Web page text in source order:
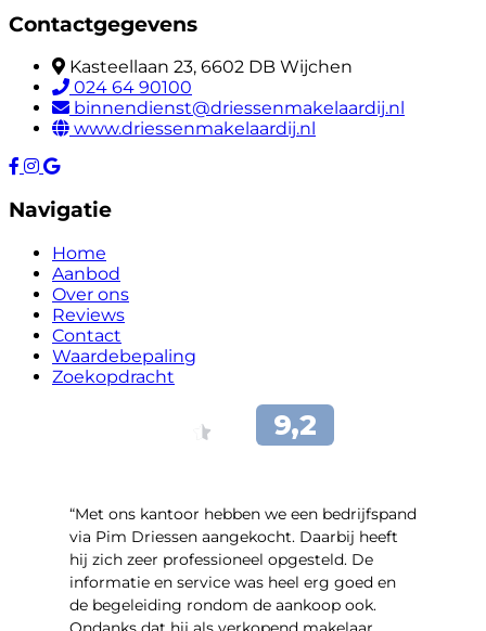
Contactgegevens
Kasteellaan 23, 6602 DB Wijchen
024 64 90100
binnendienst@driessenmakelaardij.nl
www.driessenmakelaardij.nl
Navigatie
Home
Aanbod
Over ons
Reviews
Contact
Waardebepaling
Zoekopdracht
“Met ons kantoor hebben we een bedrijfspand
via Pim Driessen aangekocht. Daarbij heeft
hij zich zeer professioneel opgesteld. De
informatie en service was heel erg goed en
de begeleiding rondom de aankoop ook.